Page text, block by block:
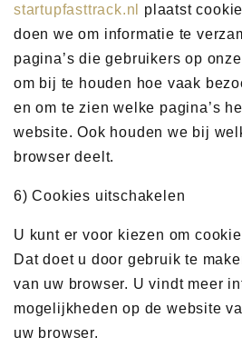
startupfasttrack.nl
plaatst
doen we om informatie te
pagina’s die gebruikers op
om bij te houden hoe vaak
en om te zien welke pagina’s
website. Ook houden we bij
browser deelt.
6) Cookies uitschakelen
U kunt er voor kiezen om
Dat doet u door gebruik te
van uw browser. U vindt meer
mogelijkheden op de website
uw browser.